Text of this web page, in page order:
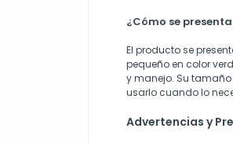
¿Cómo se
El producto se
pequeño en color
y manejo. Su
usarlo cuando lo
Advertencias y